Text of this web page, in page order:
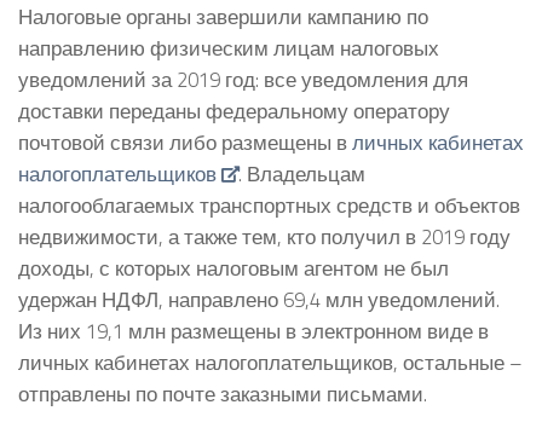
Налоговые органы завершили кампанию по
направлению физическим лицам налоговых
уведомлений за 2019 год: все уведомления для
доставки переданы федеральному оператору
почтовой связи либо размещены вличных кабинетах
налогоплательщиков
. Владельцам
налогооблагаемых транспортных средств и объектов
недвижимости, а также тем, кто получил в 2019 году
доходы, с которых налоговым агентом не был
удержан НДФЛ, направлено 69,4 млн уведомлений.
Из них 19,1 млн размещены в электронном виде в
личных кабинетах налогоплательщиков, остальные –
отправлены по почте заказными письмами.